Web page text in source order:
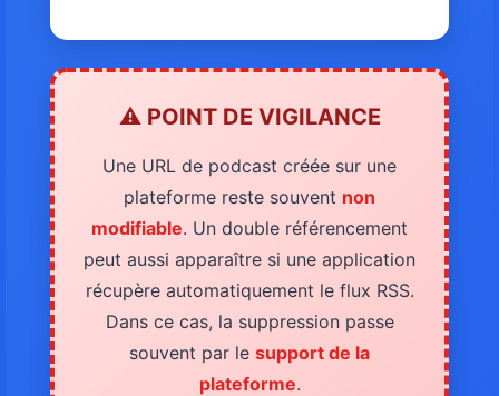
⚠️ POINT DE VIGILANCE
Une URL de podcast créée sur une
plateforme reste souvent non
modifiable. Un double référencement
peut aussi apparaître si une application
récupère automatiquement le flux RSS.
Dans ce cas, la suppression passe
souvent par le support de la
plateforme.